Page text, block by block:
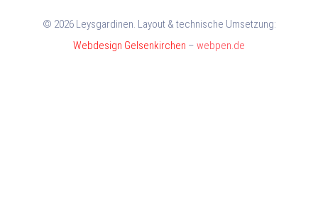
© 2026 Leysgardinen. Layout & technische Umsetzung:
Webdesign Gelsenkirchen – webpen.de